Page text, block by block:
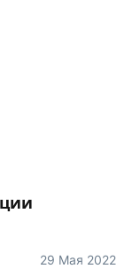
29 Мая 2022